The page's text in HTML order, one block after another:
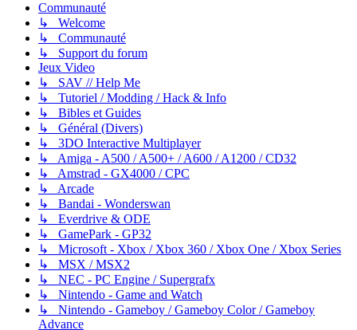
Communauté
↳ Welcome
↳ Communauté
↳ Support du forum
Jeux Video
↳ SAV // Help Me
↳ Tutoriel / Modding / Hack & Info
↳ Bibles et Guides
↳ Général (Divers)
↳ 3DO Interactive Multiplayer
↳ Amiga - A500 / A500+ / A600 / A1200 / CD32
↳ Amstrad - GX4000 / CPC
↳ Arcade
↳ Bandai - Wonderswan
↳ Everdrive & ODE
↳ GamePark - GP32
↳ Microsoft - Xbox / Xbox 360 / Xbox One / Xbox Series
↳ MSX / MSX2
↳ NEC - PC Engine / Supergrafx
↳ Nintendo - Game and Watch
↳ Nintendo - Gameboy / Gameboy Color / Gameboy
Advance